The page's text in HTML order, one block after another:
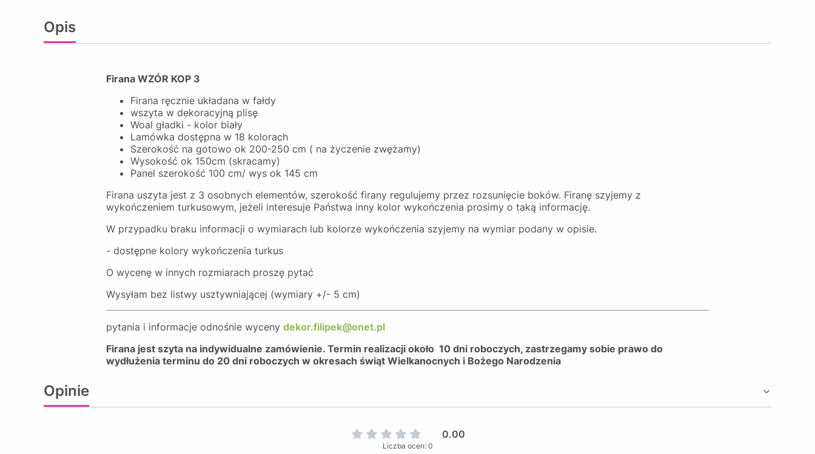
Opis
Firana WZÓR KOP 3
Firana ręcznie układana w fałdy
wszyta w dekoracyjną plisę
Woal gładki - kolor biały
Lamówka dostępna w 18 kolorach
Szerokość na gotowo ok 200-250 cm ( na życzenie zwężamy)
Wysokość ok 150cm (skracamy)
Panel szerokość 100 cm/ wys ok 145 cm
Firana uszyta jest z 3 osobnych elementów, szerokość firany regulujemy przez rozsunięcie boków. Firanę szyjemy z
wykończeniem turkusowym, jeżeli interesuje Państwa inny kolor wykończenia prosimy o taką informację.
W przypadku braku informacji o wymiarach lub kolorze wykończenia szyjemy na wymiar podany w opisie.
- dostępne kolory wykończenia turkus
O wycenę w innych rozmiarach proszę pytać
Wysyłam bez listwy usztywniającej (wymiary +/- 5 cm)
pytania i informacje odnośnie wyceny dekor.filipek@onet.pl
Firana jest szyta na indywidualne zamówienie. Termin realizacji około 10 dni roboczych, zastrzegamy sobie prawo do
wydłużenia terminu do 20 dni roboczych w okresach świąt Wielkanocnych i Bożego Narodzenia
Opinie
0.00
Liczba ocen: 0